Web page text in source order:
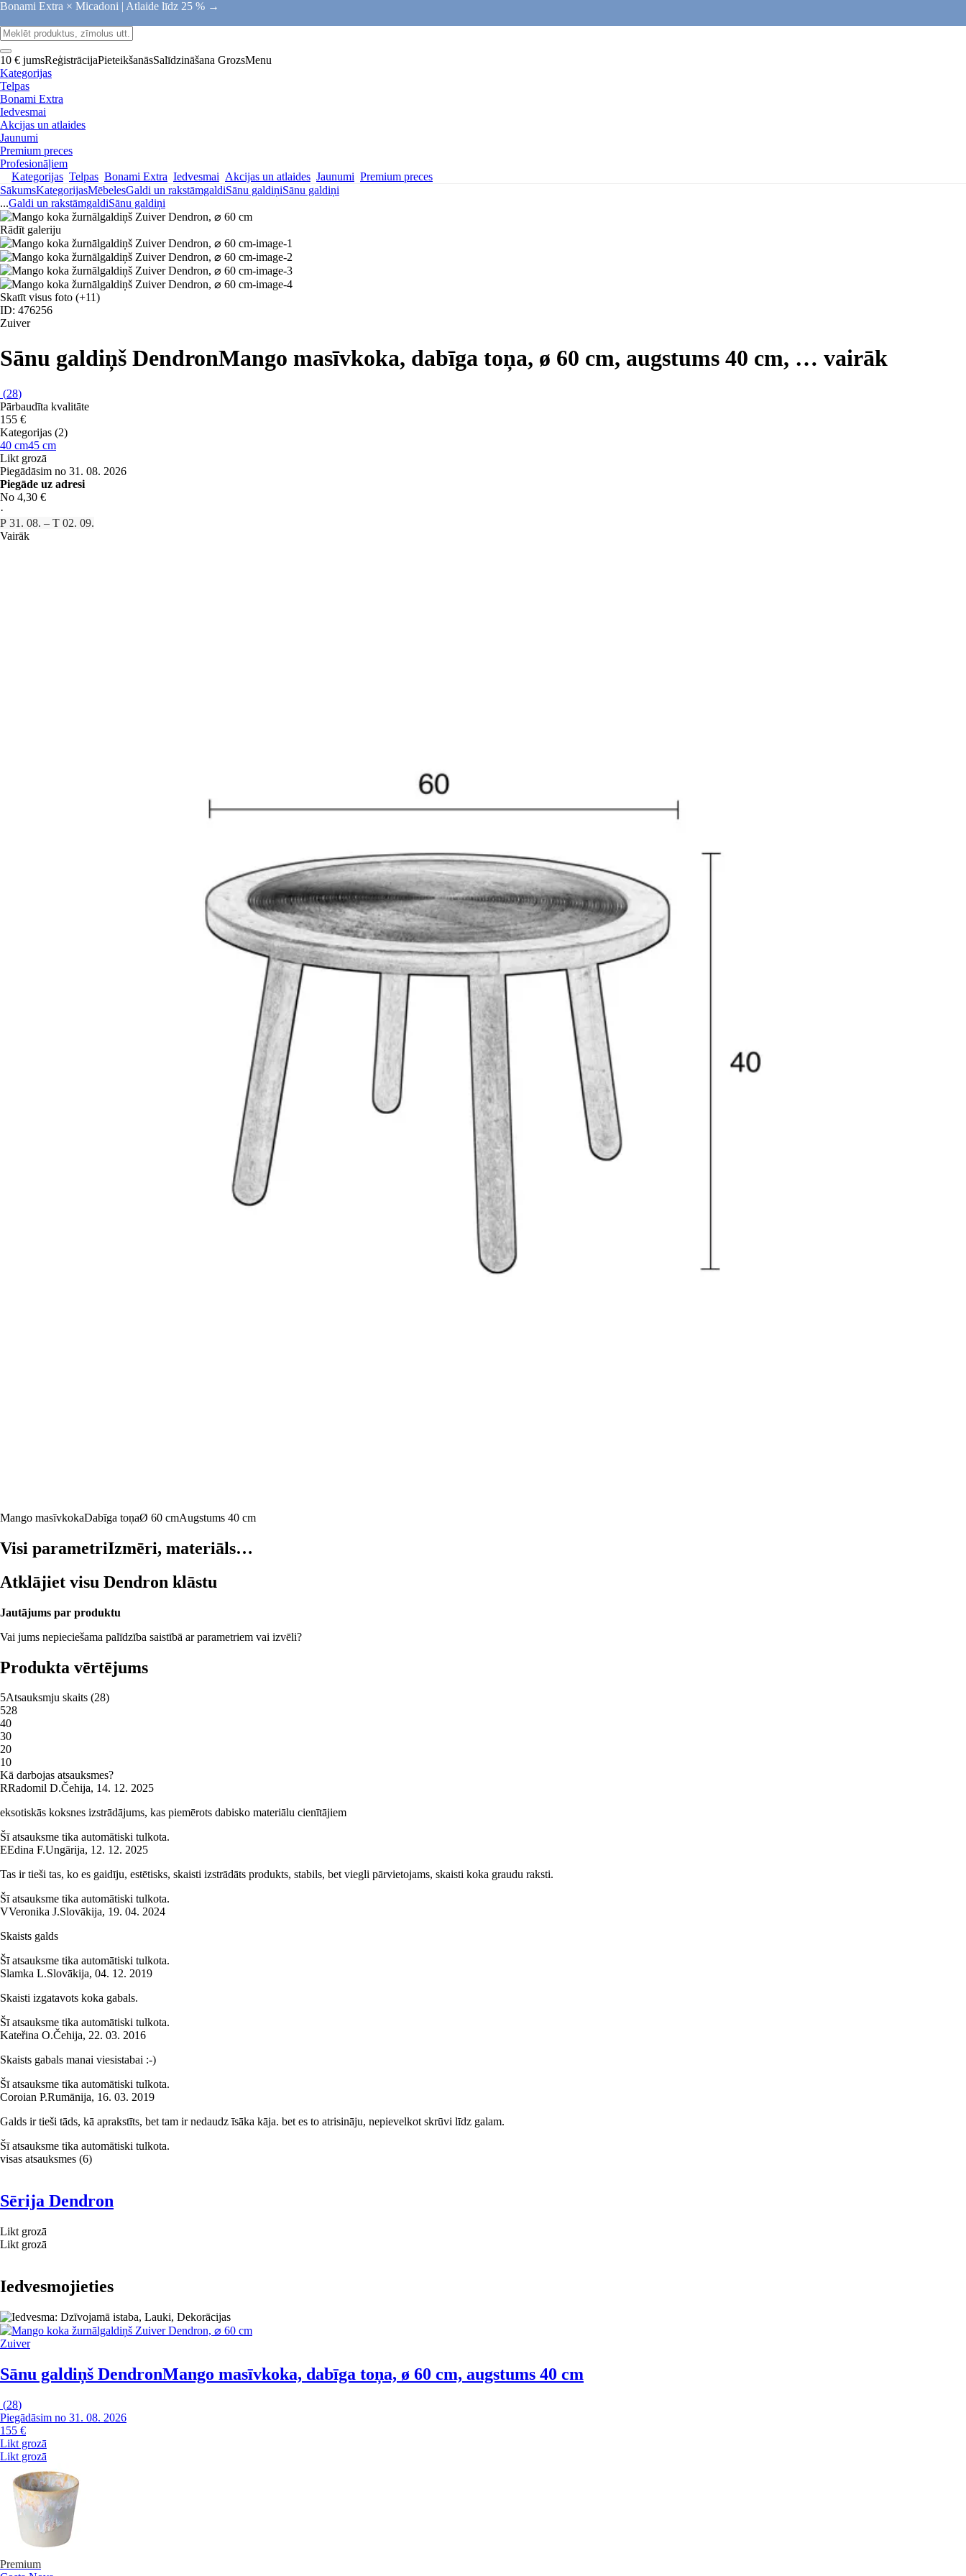
Bonami Extra × Micadoni | Atlaide līdz 25 % →
10 € jumsReģistrācijaPieteikšanāsSalīdzināšana GrozsMenu
Kategorijas
Telpas
Bonami Extra
Iedvesmai
Akcijas un atlaides
Jaunumi
Premium preces
Profesionāļiem
Kategorijas Telpas Bonami Extra Iedvesmai Akcijas un atlaides Jaunumi Premium preces
SākumsKategorijasMēbelesGaldi un rakstāmgaldiSānu galdiņiSānu galdiņi
...Galdi un rakstāmgaldiSānu galdiņi
Rādīt galeriju
Skatīt visus foto (+11)
ID: 476256
Zuiver
Sānu galdiņš DendronMango masīvkoka, dabīga toņa, ø 60 cm, augstums 40 cm, … vairāk
(28)
Pārbaudīta kvalitāte
155 €
Kategorijas (2)
40 cm45 cm
Likt grozā
Piegādāsim no 31. 08. 2026
Piegāde uz adresi
No 4,30 €
·
P 31. 08. – T 02. 09.
Vairāk
Mango masīvkokaDabīga toņaØ 60 cmAugstums 40 cm
Visi parametriIzmēri, materiāls…
Atklājiet visu Dendron klāstu
Jautājums par produktu
Vai jums nepieciešama palīdzība saistībā ar parametriem vai izvēli?
Produkta vērtējums
5Atsauksmju skaits (28)
528
40
30
20
10
Kā darbojas atsauksmes?
RRadomil D.Čehija, 14. 12. 2025
eksotiskās koksnes izstrādājums, kas piemērots dabisko materiālu cienītājiem
Šī atsauksme tika automātiski tulkota.
EEdina F.Ungārija, 12. 12. 2025
Tas ir tieši tas, ko es gaidīju, estētisks, skaisti izstrādāts produkts, stabils, bet viegli pārvietojams, skaisti koka graudu raksti.
Šī atsauksme tika automātiski tulkota.
VVeronika J.Slovākija, 19. 04. 2024
Skaists galds
Šī atsauksme tika automātiski tulkota.
Slamka L.Slovākija, 04. 12. 2019
Skaisti izgatavots koka gabals.
Šī atsauksme tika automātiski tulkota.
Kateřina O.Čehija, 22. 03. 2016
Skaists gabals manai viesistabai :-)
Šī atsauksme tika automātiski tulkota.
Coroian P.Rumānija, 16. 03. 2019
Galds ir tieši tāds, kā aprakstīts, bet tam ir nedaudz īsāka kāja. bet es to atrisināju, nepievelkot skrūvi līdz galam.
Šī atsauksme tika automātiski tulkota.
visas atsauksmes (6)
Sērija Dendron
Likt grozā
Likt grozā
Iedvesmojieties
Zuiver
Sānu galdiņš DendronMango masīvkoka, dabīga toņa, ø 60 cm, augstums 40 cm
(28)
Piegādāsim no 31. 08. 2026
155 €
Likt grozā
Likt grozā
Premium